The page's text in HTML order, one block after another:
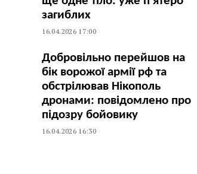
загиблих
16.04.2026 17:00
Добровільно перейшов на
бік ворожої армії рф та
обстрілював Нікополь
дронами: повідомлено про
підозру бойовику
16.04.2026 16:30